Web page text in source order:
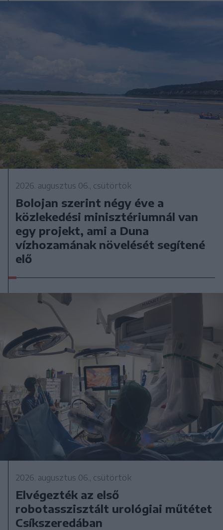
2026. augusztus 06., csütörtök
Bolojan szerint négy éve a
közlekedési minisztériumnál van
egy projekt, ami a Duna
vízhozamának növelését segítené
elő
2026. augusztus 06., csütörtök
Elvégezték az első
robotasszisztált urológiai műtétet
Csíkszeredában